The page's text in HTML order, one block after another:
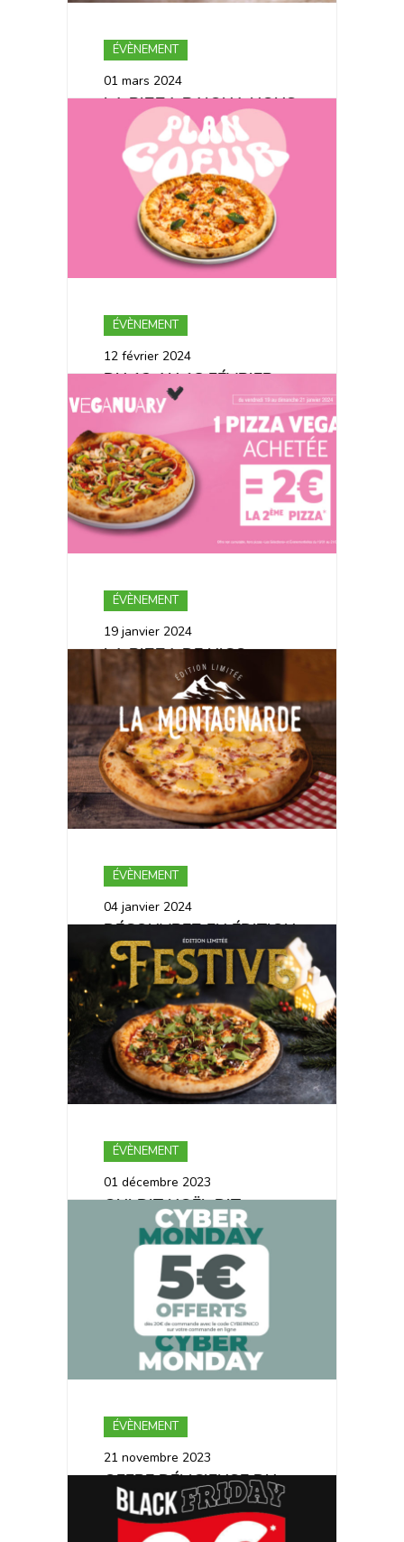
ÉVÈNEMENT
01 mars 2024
LA PIZZA BAIONA NOUS
RAMÈNE LE SOLEIL
JUSQU’AU 30 AVRIL ☀️
ÉVÈNEMENT
12 février 2024
DU 12 AU 18 FÉVRIER :
DÉCOUVRE NOTRE
PIZZA PLAN COEUR 💗
ÉVÈNEMENT
19 janvier 2024
LA PIZZA DE NICO
PARTICIPE AU
VEGANUARY 🌱
ÉVÈNEMENT
04 janvier 2024
DÉCOUVREZ EN ÉDITION
LIMITÉE : LA
MONTAGNARDE ⛰️
ÉVÈNEMENT
01 décembre 2023
QUI DIT NOËL DIT
GRAND RETOUR DE LA
PIZZA FESTIVE ✨
ÉVÈNEMENT
21 novembre 2023
OFFRE DÉLICIEUSE DU
CYBER MONDAY